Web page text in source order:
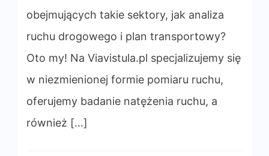
obejmujących takie sektory, jak analiza
ruchu drogowego i plan transportowy?
Oto my! Na Viavistula.pl specjalizujemy się
w niezmienionej formie pomiaru ruchu,
oferujemy badanie natężenia ruchu, a
również […]